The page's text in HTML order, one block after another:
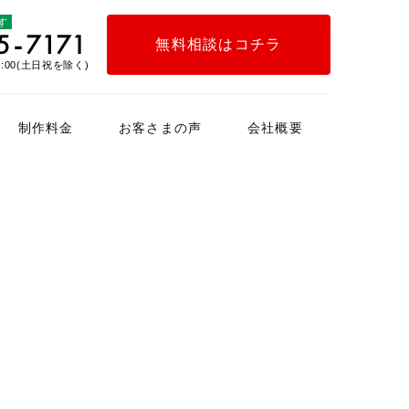
土日祝を除く)
無料相談はコチラ
制作料金 お客さまの声 会社概要